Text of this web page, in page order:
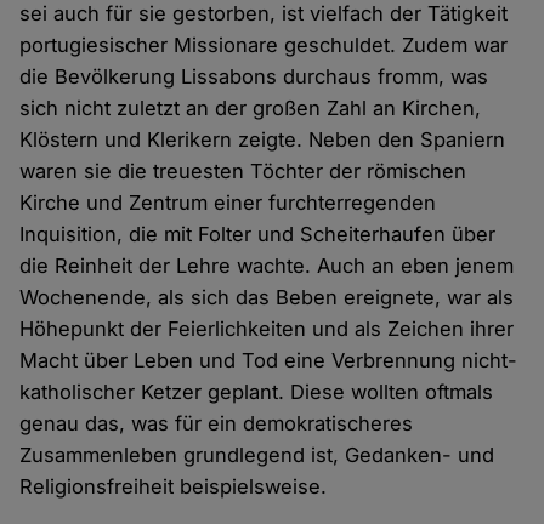
sei auch für sie gestorben, ist vielfach der Tätigkeit
portugiesischer Missionare geschuldet. Zudem war
die Bevölkerung Lissabons durchaus fromm, was
sich nicht zuletzt an der großen Zahl an Kirchen,
Klöstern und Klerikern zeigte. Neben den Spaniern
waren sie die treuesten Töchter der römischen
Kirche und Zentrum einer furchterregenden
Inquisition, die mit Folter und Scheiterhaufen über
die Reinheit der Lehre wachte. Auch an eben jenem
Wochenende, als sich das Beben ereignete, war als
Höhepunkt der Feierlichkeiten und als Zeichen ihrer
Macht über Leben und Tod eine Verbrennung nicht-
katholischer Ketzer geplant. Diese wollten oftmals
genau das, was für ein demokratischeres
Zusammenleben grundlegend ist, Gedanken- und
Religionsfreiheit beispielsweise.